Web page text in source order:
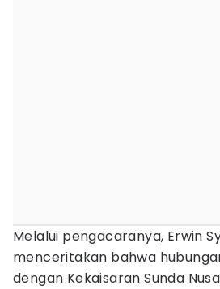
Melalui pengacaranya, Erwin
menceritakan bahwa
dengan Kekaisaran Sunda